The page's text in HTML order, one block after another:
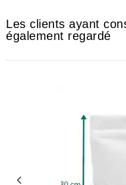
Les clients ayant
également regardé